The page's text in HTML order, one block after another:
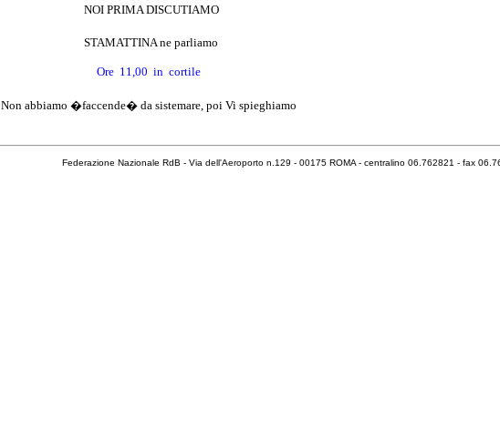
NOI PRIMA DISCUTIAMO
STAMATTINA ne parliamo
Ore 11,00 in cortile
Non abbiamo �faccende� da sistemare, poi Vi spieghiamo
Federazione Nazionale RdB - Via dell'Aeroporto n.129 - 00175 ROMA - centralino 06.762821 - fax